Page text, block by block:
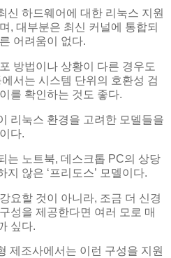
신 하드웨어에 대한 리눅스 지원
, 대부분은 최신 커널에 통합되
어려움이 없다.
방법이나 상황이 다른 경우도
서는 시스템 단위의 호환성 검
를 확인하는 것도 좋다.
리눅스 환경을 고려한 모델들을
다.
는 노트북, 데스크톱 PC의 상당
않은 ‘프리도스’ 모델이다.
요할 것이 아니라, 조금 더 신경
성을 제공한다면 여러 모로 매
싶다.
제조사에서는 이런 구성을 지원